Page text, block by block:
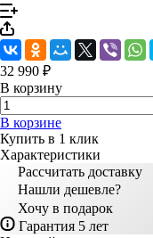
32 990 ₽
В корзину
В корзине
Купить в 1 клик
Характеристики
Рассчитать доставку
Нашли дешевле?
Хочу в подарок
Гарантия 5 лет